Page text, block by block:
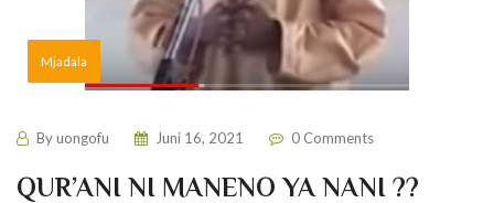
Mjadala
Byuongofu Juni 16, 2021 0 Comments
QUR’ANI NI MANENO YA NANI ??